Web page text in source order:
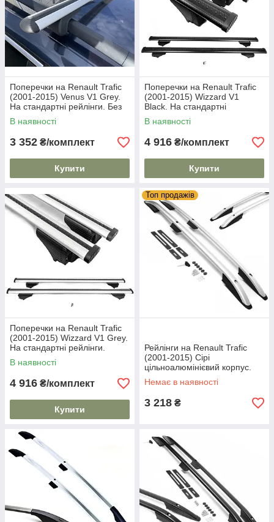
Поперечки на Renault Trafic
(2001-2015) Venus V1 Grey.
На стандартні рейлінги. Без
замка. Сірі
В наявності
3 352 ₴/комплект
Купити
Поперечки на Renault Trafic
(2001-2015) Wizzard V1
Black. На стандартні
рейлінги. Пластиковий ключ.
Чорні
В наявності
4 916 ₴/комплект
Купити
Поперечки на Renault Trafic
(2001-2015) Wizzard V1 Grey.
На стандартні рейлінги.
Пластиковий ключ. Сірі
В наявності
4 916 ₴/комплект
Купити
Топ продажів
Рейлінги на Renault Trafic
(2001-2015) Сірі
цільноалюмінієвий корпус.
На 80 кг. Дуги на дах. Модель
Skyport/
Немає в наявності
3 218 ₴